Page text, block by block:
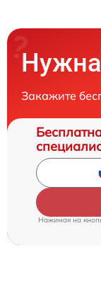
Нужна
Закажите
Нажимая на